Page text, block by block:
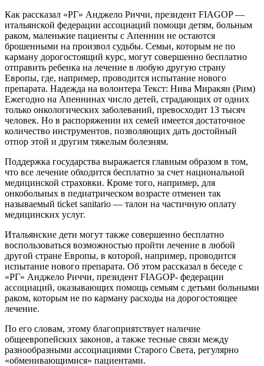
Как рассказал «РГ» Анджело Риччи, президент FIAGOP —
итальянской федерации ассоциаций помощи детям, больным
раком, маленькие пациенты с Апеннин не остаются
брошенными на произвол судьбы. Семьи, которым не по
карману дорогостоящий курс, могут совершенно бесплатно
отправить ребенка на лечение в любую другую страну
Европы, где, например, проводится испытание нового
препарата. Надежда на волонтера Текст: Нива Миракян (Рим)
Ежегодно на Апеннинах число детей, страдающих от одних
только онкологических заболеваний, превосходит 13 тысяч
человек. Но в распоряжении их семей имеется достаточное
количество инструментов, позволяющих дать достойный
отпор этой и другим тяжелым болезням.
Поддержка государства выражается главным образом в том,
что все лечение обходится бесплатно за счет национальной
медицинской страховки. Кроме того, например, для
онкобольных в педиатрическом возрасте отменен так
называемый ticket sanitario — талон на частичную оплату
медицинских услуг.
Итальянские дети могут также совершенно бесплатно
воспользоваться возможностью пройти лечение в любой
другой стране Европы, в которой, например, проводится
испытание нового препарата. Об этом рассказал в беседе с
«РГ» Анджело Риччи, президент FIAGOP- федерации
ассоциаций, оказывающих помощь семьям с детьми больными
раком, которым не по карману расходы на дорогостоящее
лечение.
По его словам, этому благоприятствует наличие
общеевропейских законов, а также тесные связи между
разнообразными ассоциациями Старого Света, регулярно
«обменивающимися» пациентами.